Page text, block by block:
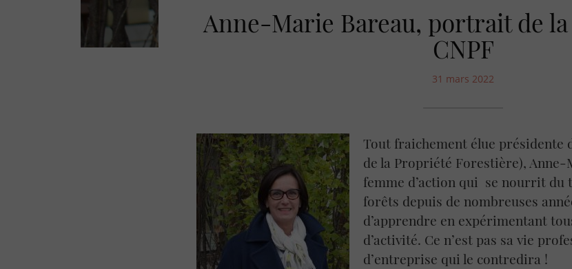
Anne-Marie Bareau, portrait de
CNPF
31 mars 2022
Tout fraichement élue présidente
de la Propriété Forestière), Anne-
femme d’action qui se nourrit
forêts depuis de nombreuses
d’apprendre en expérimentant
d’activité. Ce n’est pas sa vie
d’entreprise qui le contredira !